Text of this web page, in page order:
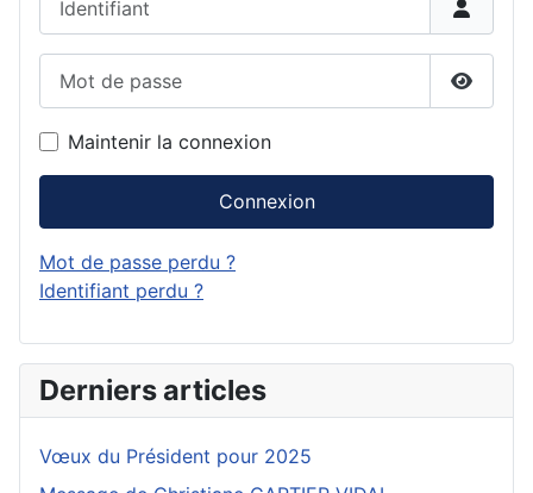
Maintenir la connexion
Connexion
Mot de passe perdu ?
Identifiant perdu ?
Derniers articles
Vœux du Président pour 2025